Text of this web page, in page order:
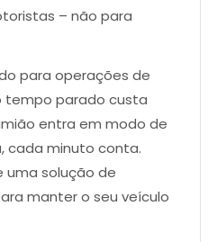
– não para
para operações de
tempo parado custa
entra em modo de
cada minuto conta.
uma solução de
manter o seu veículo